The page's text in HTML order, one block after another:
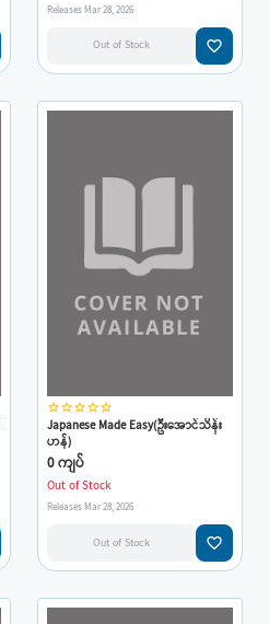
Releases Mar 28, 2026
Out of Stock favorite_border
star_borderstar_borderstar_borderstar_borderstar_border
Japanese Made Easy(ဦးအောင်သိန်း
ဟန်)
0 ကျပ်
Out of Stock
Releases Mar 28, 2026
Out of Stock favorite_border